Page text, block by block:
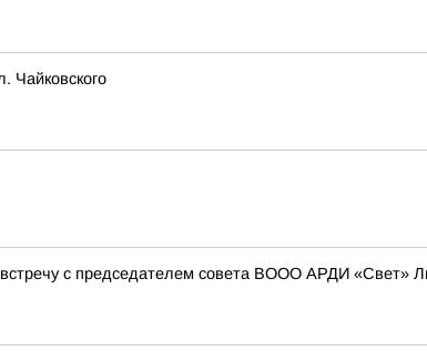
Чайковского
с председателем совета ВООО АРДИ «Свет»